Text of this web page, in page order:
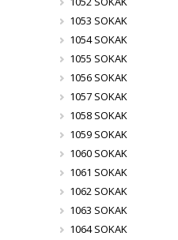
1053 SOKAK
1054 SOKAK
1055 SOKAK
1056 SOKAK
1057 SOKAK
1058 SOKAK
1059 SOKAK
1060 SOKAK
1061 SOKAK
1062 SOKAK
1063 SOKAK
1064 SOKAK